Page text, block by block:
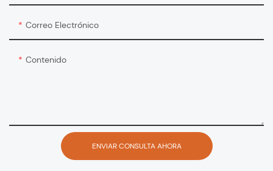
Correo Electrónico
Contenido
ENVIAR CONSULTA AHORA